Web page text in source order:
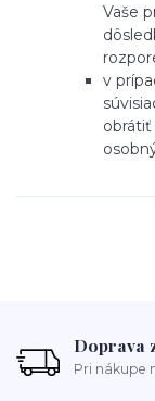
Vaše
v
obrátiť
Doprava
Pri nákupe